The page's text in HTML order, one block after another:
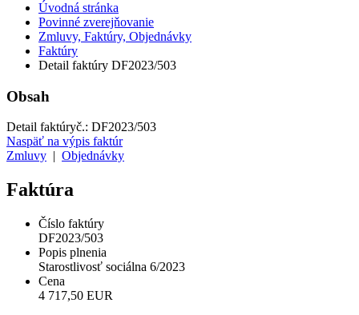
Úvodná stránka
Povinné zverejňovanie
Zmluvy, Faktúry, Objednávky
Faktúry
Detail faktúry DF2023/503
Obsah
Detail faktúryč.: DF2023/503
Naspäť na výpis faktúr
Zmluvy
Objednávky
Faktúra
Číslo faktúry
DF2023/503
Popis plnenia
Starostlivosť sociálna 6/2023
Cena
4 717,50 EUR